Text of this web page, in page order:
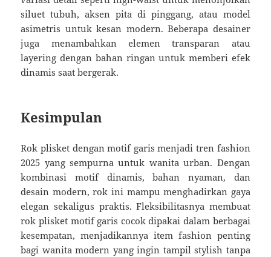
siluet tubuh, aksen pita di pinggang, atau model
asimetris untuk kesan modern. Beberapa desainer
juga menambahkan elemen transparan atau
layering dengan bahan ringan untuk memberi efek
dinamis saat bergerak.
Kesimpulan
Rok plisket dengan motif garis menjadi tren fashion
2025 yang sempurna untuk wanita urban. Dengan
kombinasi motif dinamis, bahan nyaman, dan
desain modern, rok ini mampu menghadirkan gaya
elegan sekaligus praktis. Fleksibilitasnya membuat
rok plisket motif garis cocok dipakai dalam berbagai
kesempatan, menjadikannya item fashion penting
bagi wanita modern yang ingin tampil stylish tanpa